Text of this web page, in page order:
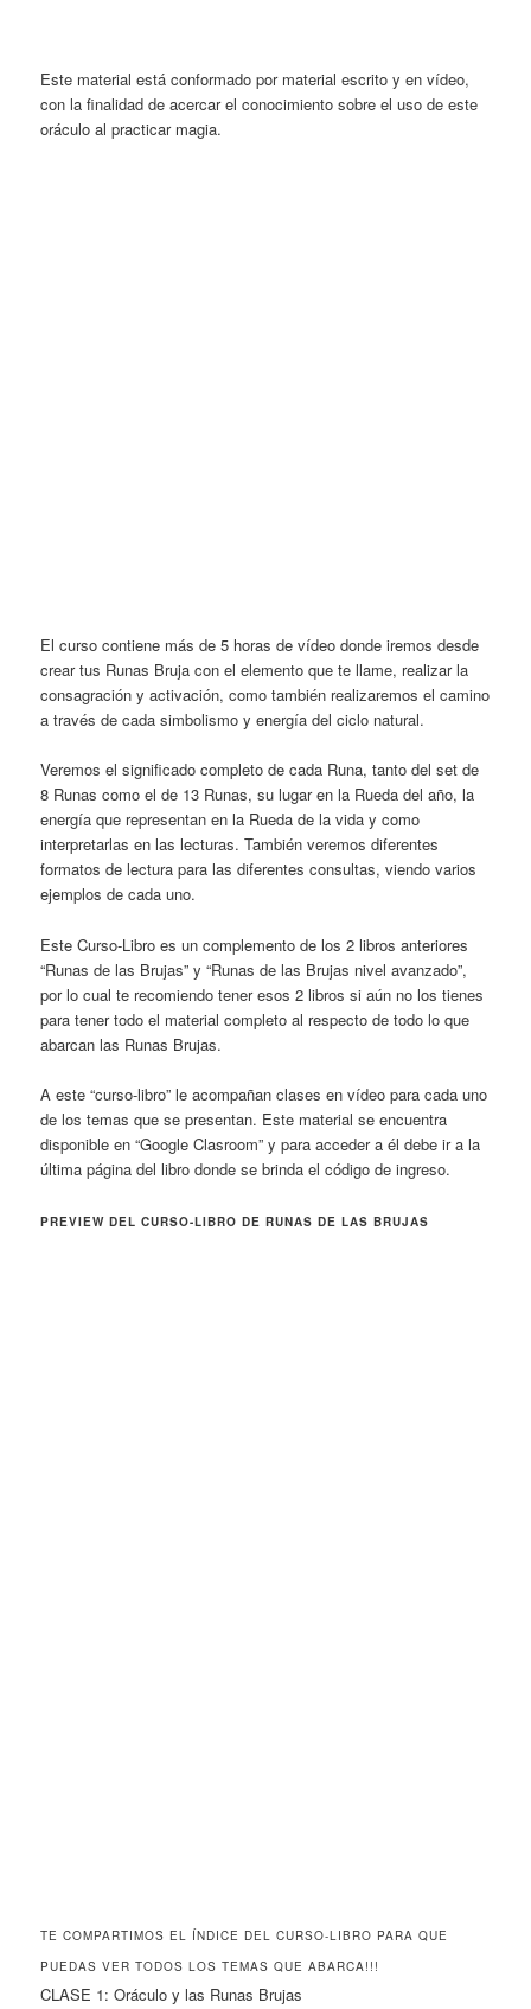
Este material está conformado por material escrito y en vídeo,
con la finalidad de acercar el conocimiento sobre el uso de este
oráculo al practicar magia.
El curso contiene más de 5 horas de vídeo donde iremos desde
crear tus Runas Bruja con el elemento que te llame, realizar la
consagración y activación, como también realizaremos el camino
a través de cada simbolismo y energía del ciclo natural.
Veremos el significado completo de cada Runa, tanto del set de
8 Runas como el de 13 Runas, su lugar en la Rueda del año, la
energía que representan en la Rueda de la vida y como
interpretarlas en las lecturas. También veremos diferentes
formatos de lectura para las diferentes consultas, viendo varios
ejemplos de cada uno.
Este Curso-Libro es un complemento de los 2 libros anteriores
“Runas de las Brujas” y “Runas de las Brujas nivel avanzado”,
por lo cual te recomiendo tener esos 2 libros si aún no los tienes
para tener todo el material completo al respecto de todo lo que
abarcan las Runas Brujas.
A este “curso-libro” le acompañan clases en vídeo para cada uno
de los temas que se presentan. Este material se encuentra
disponible en “Google Clasroom” y para acceder a él debe ir a la
última página del libro donde se brinda el código de ingreso.
PREVIEW DEL CURSO-LIBRO DE RUNAS DE LAS BRUJAS
TE COMPARTIMOS EL ÍNDICE DEL CURSO-LIBRO PARA QUE
PUEDAS VER TODOS LOS TEMAS QUE ABARCA!!!
CLASE 1: Oráculo y las Runas Brujas